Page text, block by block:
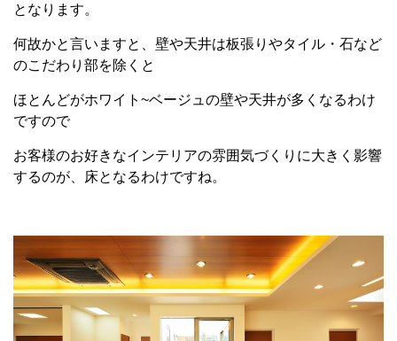
となります。
何故かと言いますと、壁や天井は板張りやタイル・石など
のこだわり部を除くと
ほとんどがホワイト~ベージュの壁や天井が多くなるわけ
ですので
お客様のお好きなインテリアの雰囲気づくりに大きく影響
するのが、床となるわけですね。